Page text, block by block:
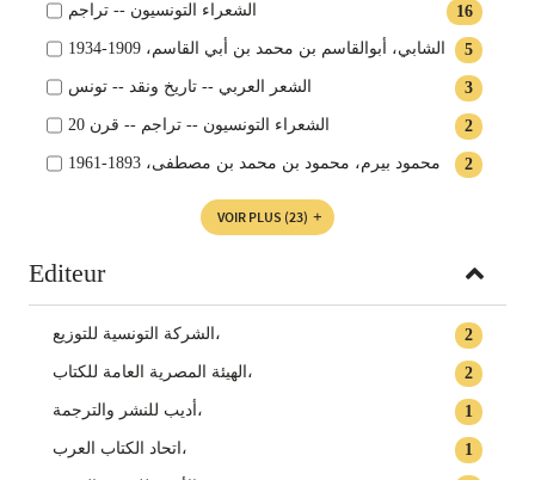
16 الشعراء التونسيون -- تراجم
5 الشابي، أبوالقاسم بن محمد بن أبي القاسم، 1909-1934
3 الشعر العربي -- تاريخ ونقد -- تونس
2 الشعراء التونسيون -- تراجم -- قرن 20
2 محمود بيرم، محمود بن محمد بن مصطفى، 1893-1961
VOIR PLUS (23)
Editeur
2 الشركة التونسية للتوزيع،
2 الهيئة المصرية العامة للكتاب،
1 أديب للنشر والترجمة،
1 اتحاد الكتاب العرب،